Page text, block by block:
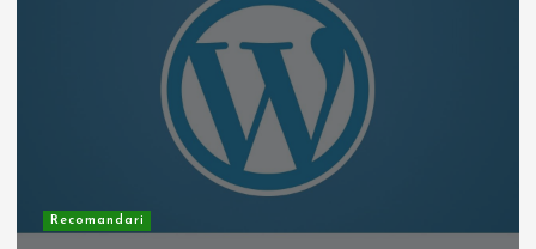
Recomandari